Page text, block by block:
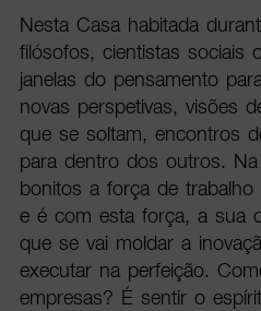
Nesta Casa habitada
filósofos, cientistas sociais
janelas do pensamento
novas perspetivas, visões
que se soltam, encontros
para dentro dos outros.
bonitos a força de
e é com esta força, a sua
que se vai moldar a
executar na perfeição.
empresas? É sentir o